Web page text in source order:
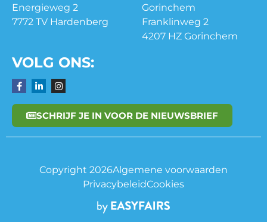
Energieweg 2
7772 TV Hardenberg
Gorinchem
Franklinweg 2
4207 HZ Gorinchem
VOLG ONS:
SCHRIJF JE IN VOOR DE NIEUWSBRIEF
Copyright 2026Algemene voorwaarden
PrivacybeleidCookies